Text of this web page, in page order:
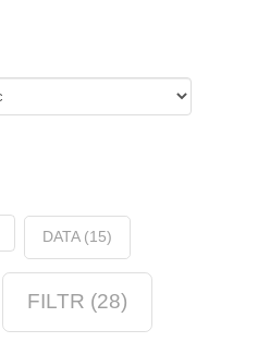
DATA(15)
FILTR (28)